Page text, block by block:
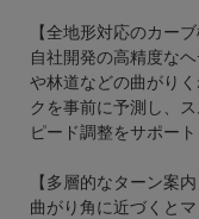
【全地形対応のカー
自社開発の高精度な
や林道などの曲がり
クを事前に予測し、
ピード調整をサポート
【多層的なターン案内
曲がり角に近づくと